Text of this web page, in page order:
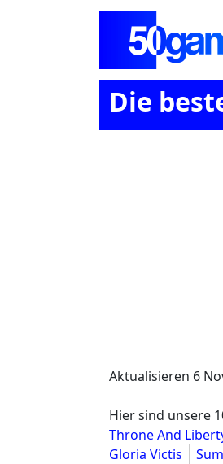
Die
Aktualisieren 6
Hier sind unsere
Throne And
Gloria Victis